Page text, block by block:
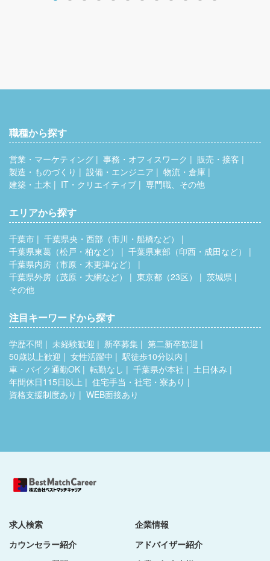
職種から探す
営業・マーケティング 事務・オフィスワーク
販売・接客
製造・ものづくり
設備・エンジニア
物流・倉庫
建築・土木
IT・クリエイティブ 専門職、その他
エリアから探す
千葉市
千葉県央・西部（市川・船橋など）
千葉県東葛（松戸・柏など）
千葉県東部（印西・成田など）
千葉県内房（市原・木更津など）
千葉県外房（茂原・大網など）
東京都（23区）
茨城県
その他
注目キーワードから探す
学歴不問 未経験歓迎 新卒募集
第二新卒歓迎
50歳以上歓迎
女性活躍中
駅徒歩10分以内
車・バイク通勤OK
転勤なし 千葉県が本社
土日休み
年間休日115日以上
住宅手当・社宅・寮あり
資格支援制度あり
WEB面接あり
求人検索
企業情報
カウンセラー紹介
アドバイザー紹介